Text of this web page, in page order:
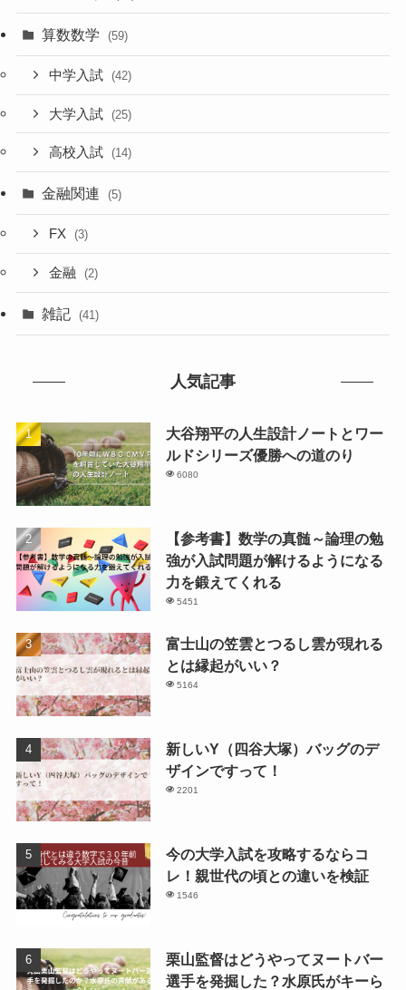
算数数学 (59)
中学入試 (42)
大学入試 (25)
高校入試 (14)
金融関連 (5)
FX (3)
金融 (2)
雑記 (41)
人気記事
大谷翔平の人生設計ノートとワー
ルドシリーズ優勝への道のり
6080
【参考書】数学の真髄～論理の勉
強が入試問題が解けるようになる
力を鍛えてくれる
5451
富士山の笠雲とつるし雲が現れる
とは縁起がいい？
5164
新しいY（四谷大塚）バッグのデ
ザインですって！
2201
今の大学入試を攻略するならコ
レ！親世代の頃との違いを検証
1546
栗山監督はどうやってヌートバー
選手を発掘した？水原氏がキーら